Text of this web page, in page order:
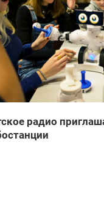
радио